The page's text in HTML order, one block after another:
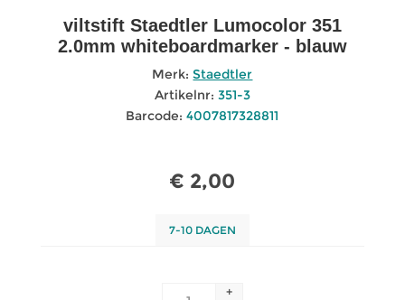
viltstift Staedtler Lumocolor 351
2.0mm whiteboardmarker - blauw
Merk: Staedtler
Artikelnr: 351-3
Barcode: 4007817328811
€ 2,00
7-10 DAGEN
+